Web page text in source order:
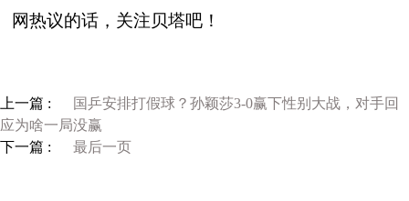
网热议的话，关注贝塔吧！
上一篇 :
国乒安排打假球？孙颖莎3-0赢下性别大战，对手回
应为啥一局没赢
下一篇 :
最后一页